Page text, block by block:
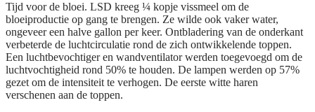
Tijd voor de bloei. LSD kreeg ¼ kopje vissmeel om de
bloeiproductie op gang te brengen. Ze wilde ook vaker water,
ongeveer een halve gallon per keer. Ontbladering van de onderkant
verbeterde de luchtcirculatie rond de zich ontwikkelende toppen.
Een luchtbevochtiger en wandventilator werden toegevoegd om de
luchtvochtigheid rond 50% te houden. De lampen werden op 57%
gezet om de intensiteit te verhogen. De eerste witte haren
verschenen aan de toppen.